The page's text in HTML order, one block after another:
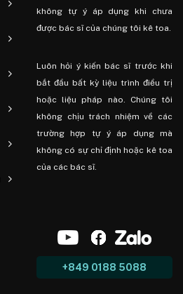
không tự ý áp dụng khi chưa
được bác sĩ của chúng tôi kê toa.
Luôn hỏi ý kiến ​​bác sĩ trước khi
bắt đầu bất kỳ liệu trình điều trị
hoặc liệu pháp nào. Chúng tôi
không chịu trách nhiệm về các
trường hợp tự ý áp dụng mà
không có sự chỉ định hoặc kê toa
của các bác sĩ.
+849 0188 5088